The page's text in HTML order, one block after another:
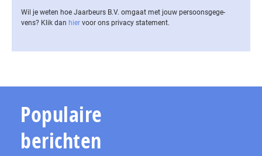
Wil je weten hoe Jaarbeurs B.V. omgaat met jouw per­soons­ge­ge­
vens? Klik dan hier voor ons privacy statement.
Populaire
berichten